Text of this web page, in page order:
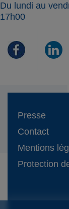
Du lundi au
17h00
Presse
Contact
Mentions
Protection